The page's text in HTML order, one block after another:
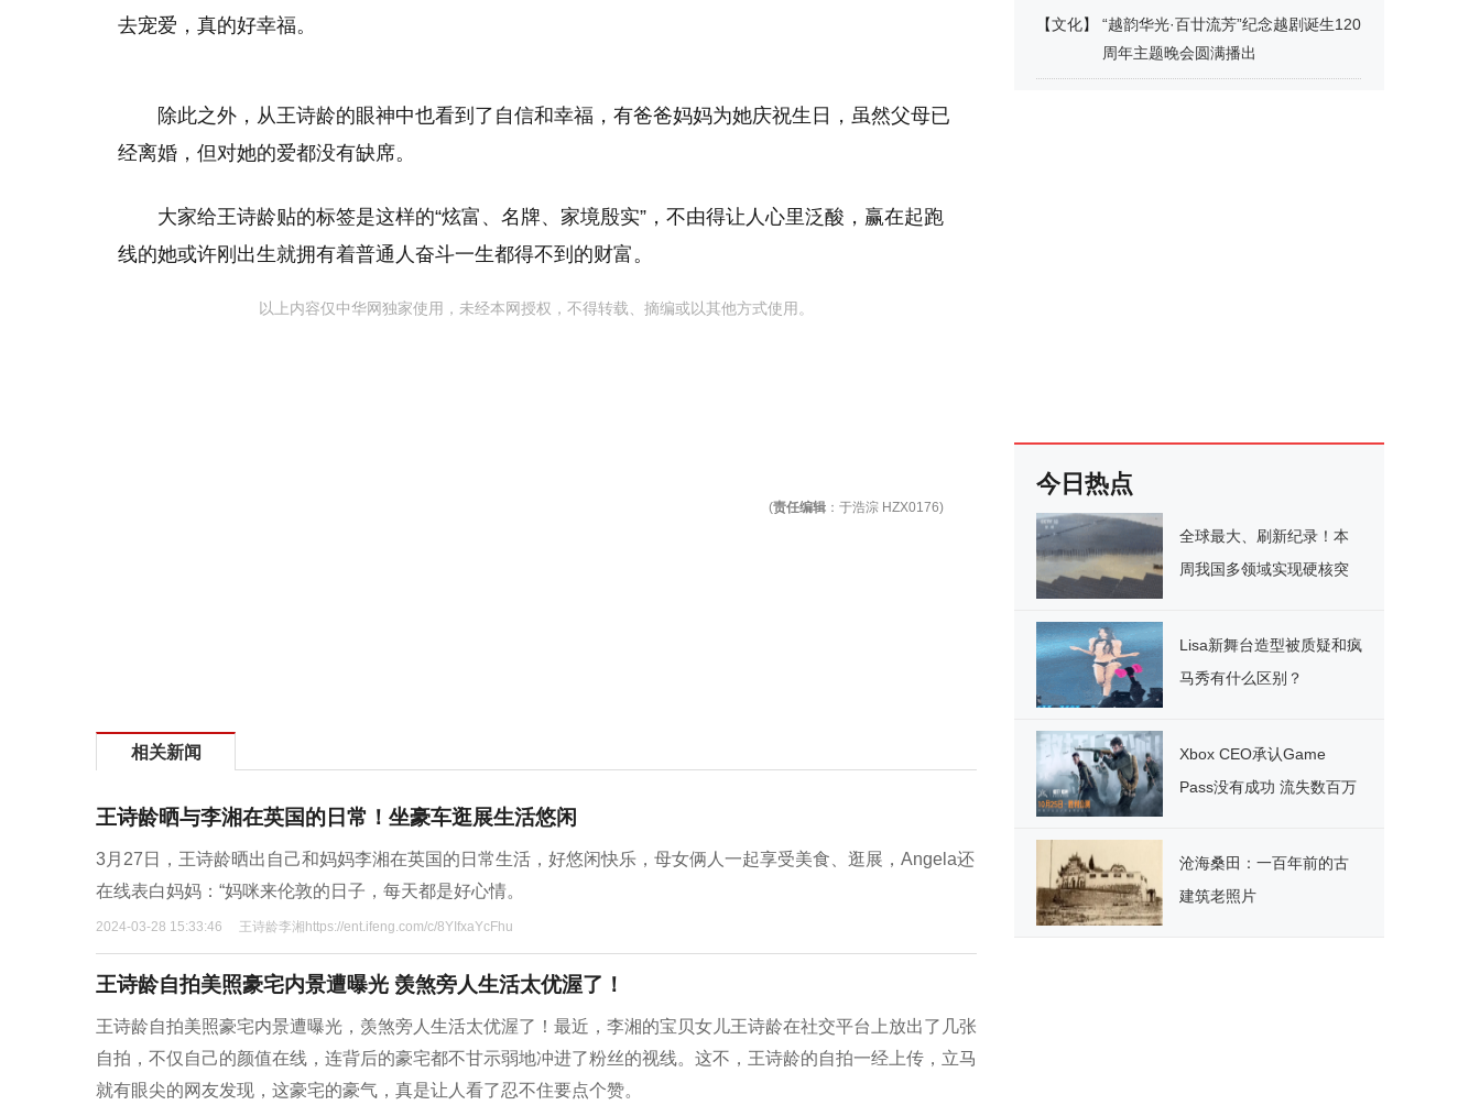
去宠爱，真的好幸福。
除此之外，从王诗龄的眼神中也看到了自信和幸福，有爸爸妈妈为她庆祝生日，虽然父母已
经离婚，但对她的爱都没有缺席。
大家给王诗龄贴的标签是这样的“炫富、名牌、家境殷实”，不由得让人心里泛酸，赢在起跑
线的她或许刚出生就拥有着普通人奋斗一生都得不到的财富。
以上内容仅中华网独家使用，未经本网授权，不得转载、摘编或以其他方式使用。
(责任编辑 ：于浩淙 HZX0176)
相关新闻
王诗龄晒与李湘在英国的日常！坐豪车逛展生活悠闲
3月27日，王诗龄晒出自己和妈妈李湘在英国的日常生活，好悠闲快乐，母女俩人一起享受美食、逛展，Angela还
在线表白妈妈：“妈咪来伦敦的日子，每天都是好心情。
2024-03-28 15:33:46 王诗龄李湘https://ent.ifeng.com/c/8YIfxaYcFhu
王诗龄自拍美照豪宅内景遭曝光 羡煞旁人生活太优渥了！
王诗龄自拍美照豪宅内景遭曝光，羡煞旁人生活太优渥了！最近，李湘的宝贝女儿王诗龄在社交平台上放出了几张
自拍，不仅自己的颜值在线，连背后的豪宅都不甘示弱地冲进了粉丝的视线。这不，王诗龄的自拍一经上传，立马
就有眼尖的网友发现，这豪宅的豪气，真是让人看了忍不住要点个赞。
【文化】
“越韵华光·百廿流芳”纪念越剧诞生120
周年主题晚会圆满播出
今日热点
全球最大、刷新纪录！本
周我国多领域实现硬核突
Lisa新舞台造型被质疑和疯
马秀有什么区别？
Xbox CEO承认Game
Pass没有成功 流失数百万
沧海桑田：一百年前的古
建筑老照片